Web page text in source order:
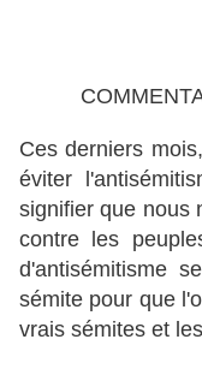
Ces derniers
éviter
signifier que nous
contre les
d'antisémitisme
sémite pour que
vrais sémites et